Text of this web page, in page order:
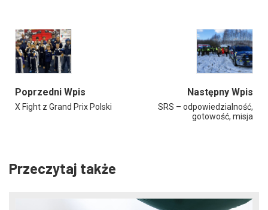
Poprzedni Wpis
X Fight z Grand Prix Polski
Następny Wpis
SRS – odpowiedzialność,
gotowość, misja
Przeczytaj także